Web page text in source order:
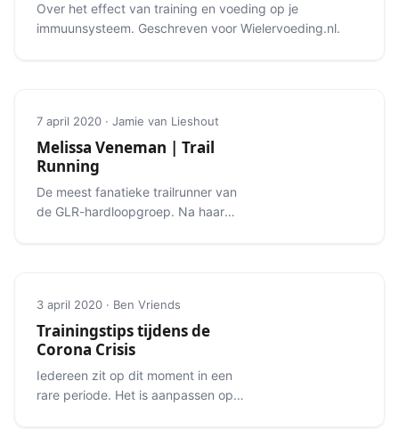
Over het effect van training en voeding op je
immuunsysteem. Geschreven voor Wielervoeding.nl.
7 april 2020 · Jamie van Lieshout
Melissa Veneman | Trail
Running
De meest fanatieke trailrunner van
de GLR-hardloopgroep. Na haar
3 april 2020 · Ben Vriends
Trainingstips tijdens de
Corona Crisis
Iedereen zit op dit moment in een
rare periode. Het is aanpassen op